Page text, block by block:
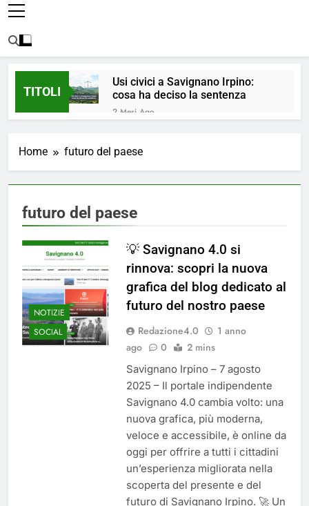
TITOLI
Usi civici a Savignano Irpino:
cosa ha deciso la sentenza
2 Mesi Ago
4 Mesi Ago
ORDINANZA N. 8/2026 –
PARZIALE REVOCA DEL DIVIETO
POTABILE📢Aggiornamento Situazione
4 Mesi Ago
⚠️ Emergenza Acqua a
Savignano Irpino: Ordinanza n. 7
del 26 Marzo 2026
4 Mesi Ago
Mangiaplastica: Più ricicli, più
risparmi!
10 Mesi Ago
Savignano: misura anti-rapina
fino alle 8:30
11 Mesi Ago
💡 Savignano 4.0 si rinnova: scopri
la nuova grafica del blog dedicato
al futuro del nostro paese
1 Anno Ago
🌤️ Nuova Webcam Live per il
Meteo a Savignano Irpino!
2 Anni Ago
Test IT-alert l’11 ottobre:
Home futuro del paese
futuro del paese
NOTIZIE
SOCIAL
💡 Savignano 4.0 si
rinnova: scopri la nuova
grafica del blog dedicato al
futuro del nostro paese
Redazione4.0
1 anno
ago
0 2 mins
Savignano Irpino – 7 agosto
2025 – Il portale indipendente
Savignano 4.0 cambia volto: una
nuova grafica, più moderna,
veloce e accessibile, è online da
oggi per offrire a tutti i cittadini
un’esperienza migliorata nella
scoperta del presente e del
futuro di Savignano Irpino. 🚀 Un